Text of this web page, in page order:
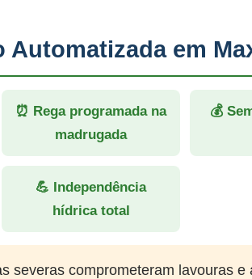
Automatizada em
⏰ Rega programada na
madrugada
💰
💪 Independência
hídrica total
severas comprometeram lavouras